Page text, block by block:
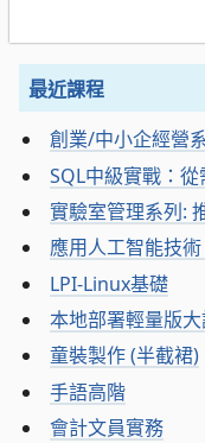
最近課程
創業/中小企經營
SQL中級實戰：
實驗室管理系列:
應用人工智能技
LPI-Linux基礎
本地部署輕量版
童裝製作 (半截裙)
手語高階
會計文員實務